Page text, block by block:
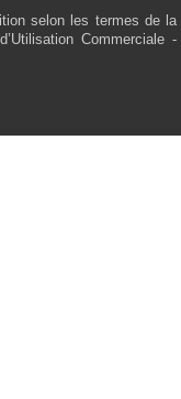
selon les termes de la
Commerciale -